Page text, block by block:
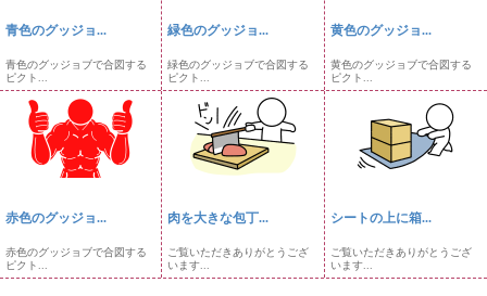
青色のグッジョ...
青色のグッジョブで合図する
ピクト...
緑色のグッジョ...
緑色のグッジョブで合図する
ピクト...
黄色のグッジョ...
黄色のグッジョブで合図する
ピクト...
赤色のグッジョ...
赤色のグッジョブで合図する
ピクト...
肉を大きな包丁...
ご覧いただきありがとうござ
います...
シートの上に箱...
ご覧いただきありがとうござ
います...